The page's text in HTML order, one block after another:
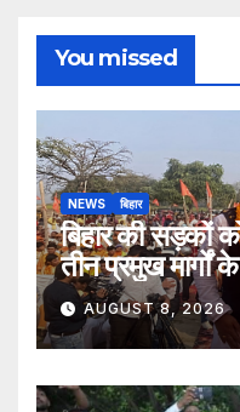
You missed
NEWS बिहार
बिहार की सड़कों
तीन प्रमुख मार्गों
AUGUST 8, 2026